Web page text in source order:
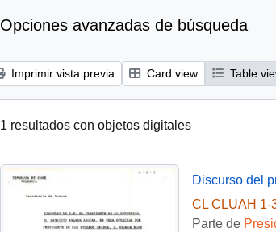
Opciones avanzadas de búsqueda
Imprimir vista previa Card view Table
1 resultados con objetos digitales
CL CLUAH 1-
Parte de